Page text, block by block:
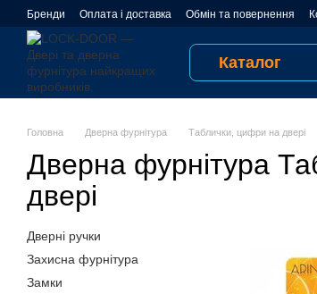
Перейти до основного контенту
Бренди Оплата і доставка Обмін та повернення
Відгуки про магазин
Каталог
Головна Дверна фурнітура Таблички, цифри на двері
Дверна фурнітура
двері
Дверні ручки
Захисна фурнітура
Замки